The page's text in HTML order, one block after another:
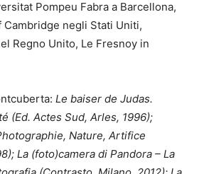
Pompeu Fabra a Barcellona,
negli Stati Uniti,
Regno Unito, Le Fresnoy in
Le baiser de Judas.
(Ed. Actes Sud, Arles, 1996);
Nature, Artifice
La (foto)camera di Pandora – La